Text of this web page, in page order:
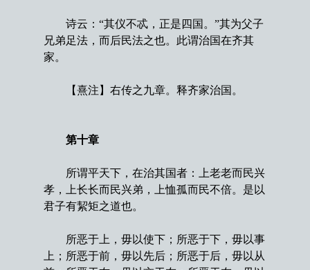
诗云：“其仪不忒，正是四国。”其为父子
兄弟足法，而后民法之也。此谓治国在齐其
家。
【熹注】右传之九章。释齐家治国。
第十章
所谓平天下，在治其国者：上老老而民兴
孝，上长长而民兴弟，上恤孤而民不倍。是以
君子有絜矩之道也。
所恶于上，毋以使下；所恶于下，毋以事
上；所恶于前，毋以先后；所恶于后，毋以从